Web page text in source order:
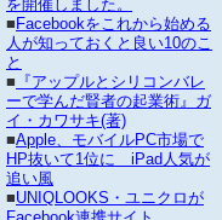
を開催しました。
■ Facebookをこれから始める
人が知っておくと良い10のこ
と
■ 『アップルとシリコンバレ
ーで学んだ賢者の起業術』ガ
イ・カワサキ(著)
■Apple、モバイルPC市場で
HP抜いて1位に iPad人気が
追い風
■UNIQLOOKS・ユニクロが